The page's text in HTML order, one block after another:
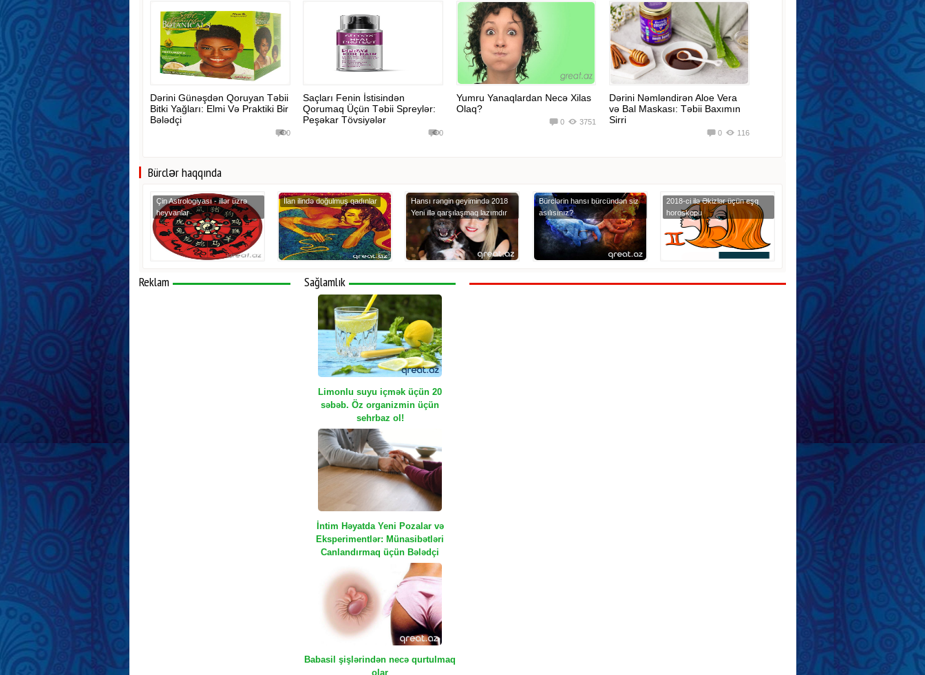
Dərini Günəşdən Qoruyan Təbii
Bitki Yağları: Elmi Və Praktiki Bir
Bələdçi
0
Saçları Fenin İstisindən
Qorumaq Üçün Təbii Spreylər:
Peşəkar Tövsiyələr
0
Yumru Yanaqlardan Necə Xilas
Olaq?
3751
0
Dərini Nəmləndirən Aloe Vera
və Bal Maskası: Təbii Baxımın
Sirri
116
0
Bürclər haqqında
Çin Astrologiyası - illər üzrə
heyvanlar
İlan ilində doğulmuş qadınlar
Hansı rəngin geyimində 2018
Yeni illə qarşılaşmaq lazımdır
Bürclərin hansı bürcündən siz
asılısınız?
2018-ci ilə Əkizlər üçün eşq
horoskopu
Reklam Sağlamlık
Limonlu suyu içmək üçün 20
səbəb. Öz organizmin üçün
sehrbaz ol!
İntim Həyatda Yeni Pozalar və
Eksperimentlər: Münasibətləri
Canlandırmaq üçün Bələdçi
Babasil şişlərindən necə qurtulmaq
olar